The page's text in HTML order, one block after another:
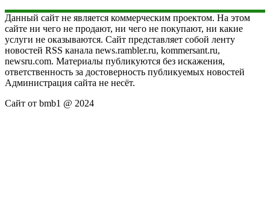
Данный сайт не является коммерческим проектом. На этом
сайте ни чего не продают, ни чего не покупают, ни какие
услуги не оказываются. Сайт представляет собой ленту
новостей RSS канала news.rambler.ru, kommersant.ru,
newsru.com. Материалы публикуются без искажения,
ответственность за достоверность публикуемых новостей
Администрация сайта не несёт.
Сайт от bmb1 @ 2024